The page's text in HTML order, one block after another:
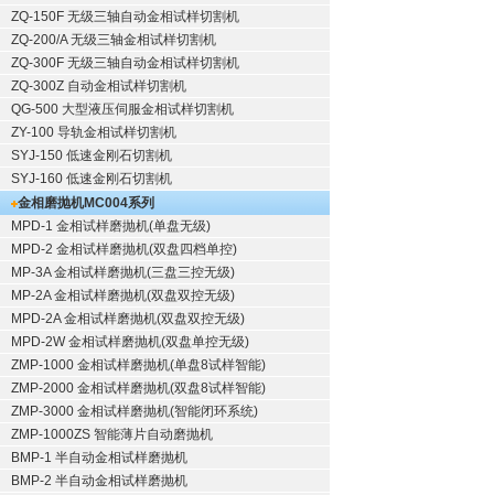
ZQ-150F 无级三轴自动金相试样切割机
ZQ-200/A 无级三轴金相试样切割机
ZQ-300F 无级三轴自动金相试样切割机
ZQ-300Z 自动金相试样切割机
QG-500 大型液压伺服金相试样切割机
ZY-100 导轨金相试样切割机
SYJ-150 低速金刚石切割机
SYJ-160 低速金刚石切割机
金相磨抛机MC004系列
MPD-1 金相试样磨抛机(单盘无级)
MPD-2 金相试样磨抛机(双盘四档单控)
MP-3A 金相试样磨抛机(三盘三控无级)
MP-2A 金相试样磨抛机(双盘双控无级)
MPD-2A 金相试样磨抛机(双盘双控无级)
MPD-2W 金相试样磨抛机(双盘单控无级)
ZMP-1000 金相试样磨抛机(单盘8试样智能)
ZMP-2000 金相试样磨抛机(双盘8试样智能)
ZMP-3000 金相试样磨抛机(智能闭环系统)
ZMP-1000ZS 智能薄片自动磨抛机
BMP-1 半自动金相试样磨抛机
BMP-2 半自动金相试样磨抛机